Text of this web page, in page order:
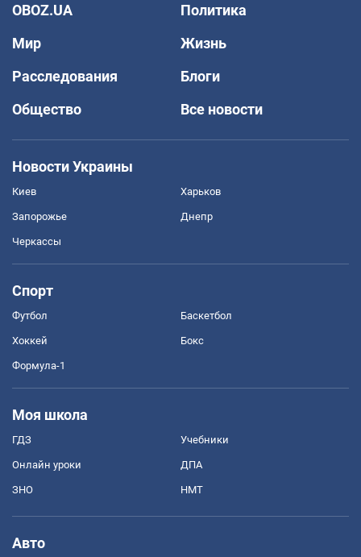
OBOZ.UA
Политика
Мир
Жизнь
Расследования
Блоги
Общество
Все новости
Новости Украины
Киев Харьков
Запорожье Днепр
Черкассы
Спорт
Футбол Баскетбол
Хоккей Бокс
Формула-1
Моя школа
ГДЗ Учебники
Онлайн уроки ДПА
ЗНО НМТ
Авто